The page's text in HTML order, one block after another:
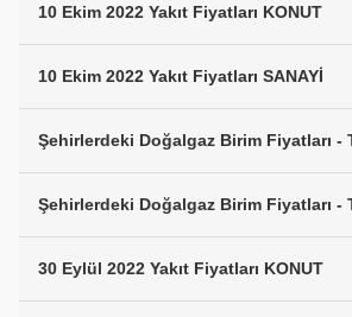
10 Ekim 2022 Yakıt Fiyatları KONUT
10 Ekim 2022 Yakıt Fiyatları SANAYİ
30 Eylül 2022 Yakıt Fiyatları KONUT